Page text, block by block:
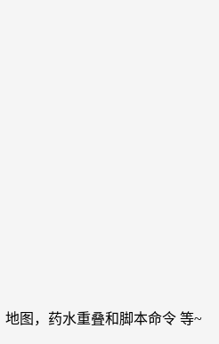
图，药水重叠和脚本命令 等~